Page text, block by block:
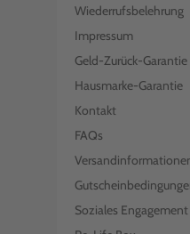
Wiederrufsbelehrung
Impressum
Geld-Zurück-Garantie
Hausmarke-Garantie
Kontakt
FAQs
Soziales Engagement